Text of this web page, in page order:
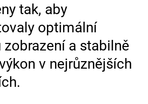
tak, aby
optimální
zobrazení a stabilně
v nejrůznějších